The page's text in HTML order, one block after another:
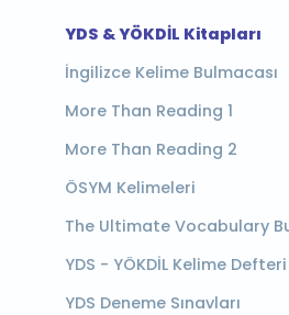
YDS & YÖKDİL Kitapları
İngilizce Kelime Bulmacası
More Than Reading 1
More Than Reading 2
ÖSYM Kelimeleri
The Ultimate Vocabulary
YDS - YÖKDİL Kelime Defteri
YDS Deneme Sınavları